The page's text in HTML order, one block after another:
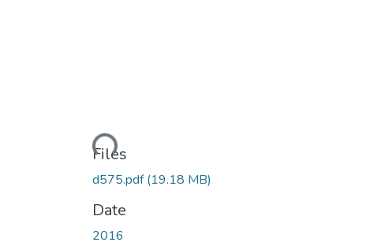
Loading...
Files
d575.pdf(19.18 MB)
Date
2016